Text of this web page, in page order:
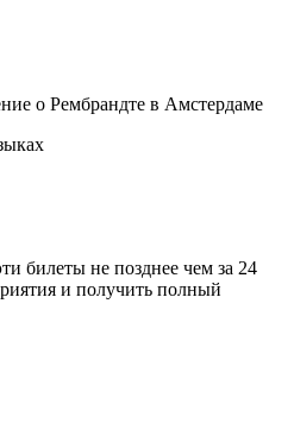
о Рембрандте в Амстердаме
билеты не позднее чем за 24
и получить полный